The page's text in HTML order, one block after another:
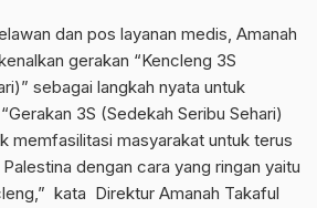
dan pos layanan medis, Amanah
gerakan “Kencleng 3S
sebagai langkah nyata untuk
3S (Sedekah Seribu Sehari)
memfasilitasi masyarakat untuk terus
dengan cara yang ringan yaitu
kata Direktur Amanah Takaful